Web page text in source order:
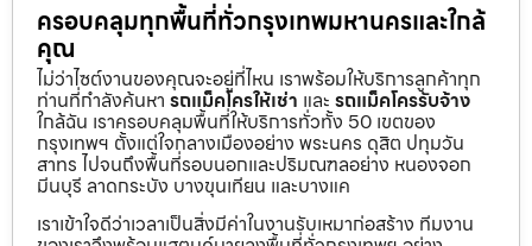
ครอบคลุมทุกพื้นที่ทั่วกรุงเทพมหานครและใกล้
คุณ
ไม่ว่าไซต์งานของคุณจะอยู่ที่ไหน เราพร้อมให้บริการลูกค้าทุก
ท่านที่กำลังค้นหา รถแม็คโครให้เช่า และ รถแม็คโครรับจ้าง
ใกล้ฉัน เราครอบคลุมพื้นที่ให้บริการทั่วทั้ง 50 เขตของ
กรุงเทพฯ ตั้งแต่ใจกลางเมืองอย่าง พระนคร ดุสิต ปทุมวัน
สาทร ไปจนถึงพื้นที่รอบนอกและปริมณฑลอย่าง หนองจอก
มีนบุรี ลาดกระบัง บางขุนเทียน และบางแค
เราเข้าใจดีว่าเวลาเป็นสิ่งมีค่าในงานรับเหมาก่อสร้าง ทีมงาน